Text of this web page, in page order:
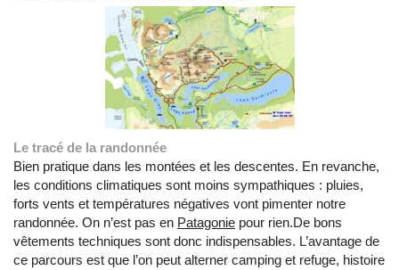
Le tracé de la randonnée
Bien pratique dans les montées et les descentes. En revanche,
les conditions climatiques sont moins sympathiques : pluies,
forts vents et températures négatives vont pimenter notre
randonnée. On n’est pas en Patagonie pour rien.De bons
vêtements techniques sont donc indispensables. L’avantage de
ce parcours est que l’on peut alterner camping et refuge, histoire